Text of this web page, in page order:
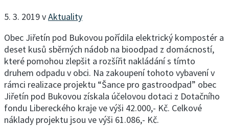
5. 3. 2019vAktuality
Obec Jiřetín pod Bukovou pořídila elektrický kompostér a
deset kusů sběrných nádob na bioodpad z domácností,
které pomohou zlepšit a rozšířit nakládání s tímto
druhem odpadu v obci. Na zakoupení tohoto vybavení v
rámci realizace projektu “Šance pro gastroodpad” obec
Jiřetín pod Bukovou získala účelovou dotaci z Dotačního
fondu Libereckého kraje ve výši 42.000,- Kč. Celkové
náklady projektu jsou ve výši 61.086,- Kč.